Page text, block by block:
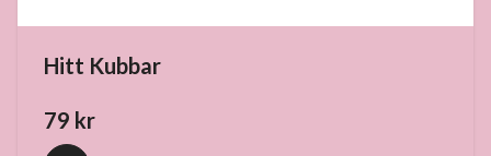
Hitt Kubbar
79 kr